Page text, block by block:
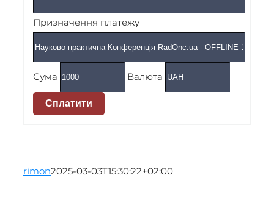
Призначення платежу
Сума Валюта
Сплатити
rimon2025-03-03T15:30:22+02:00